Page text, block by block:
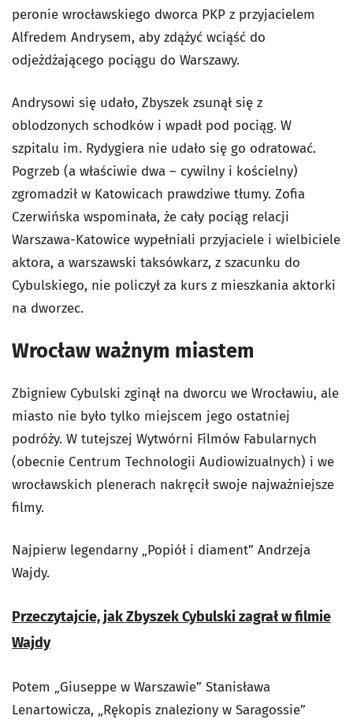
peronie wrocławskiego dworca PKP z przyjacielem
Alfredem Andrysem, aby zdążyć wciąść do
odjeżdżającego pociągu do Warszawy.
Andrysowi się udało, Zbyszek zsunął się z
oblodzonych schodków i wpadł pod pociąg. W
szpitalu im. Rydygiera nie udało się go odratować.
Pogrzeb (a właściwie dwa – cywilny i kościelny)
zgromadził w Katowicach prawdziwe tłumy. Zofia
Czerwińska wspominała, że cały pociąg relacji
Warszawa-Katowice wypełniali przyjaciele i wielbiciele
aktora, a warszawski taksówkarz, z szacunku do
Cybulskiego, nie policzył za kurs z mieszkania aktorki
na dworzec.
Wrocław ważnym miastem
Zbigniew Cybulski zginął na dworcu we Wrocławiu, ale
miasto nie było tylko miejscem jego ostatniej
podróży. W tutejszej Wytwórni Filmów Fabularnych
(obecnie Centrum Technologii Audiowizualnych) i we
wrocławskich plenerach nakręcił swoje najważniejsze
filmy.
Najpierw legendarny „Popiół i diament” Andrzeja
Wajdy.
Przeczytajcie, jak Zbyszek Cybulski zagrał w filmie
Wajdy
Potem „Giuseppe w Warszawie” Stanisława
Lenartowicza, „Rękopis znaleziony w Saragossie”